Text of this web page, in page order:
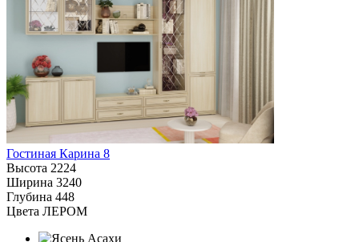
Гостиная Карина 8
Высота 2224
Ширина 3240
Глубина 448
Цвета ЛЕРОМ